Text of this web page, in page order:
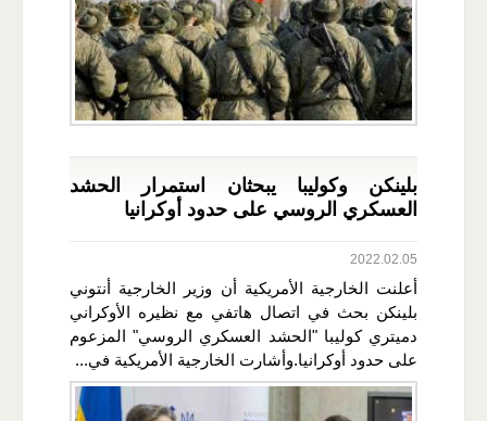
بلينكن وكوليبا يبحثان استمرار الحشد
العسكري الروسي على حدود أوكرانيا
2022.02.05
أعلنت الخارجية الأمريكية أن وزير الخارجية أنتوني
بلينكن بحث في اتصال هاتفي مع نظيره الأوكراني
دميتري كوليبا "الحشد العسكري الروسي" المزعوم
على حدود أوكرانيا.وأشارت الخارجية الأمريكية في...